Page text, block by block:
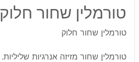
טורמלין שחור חלוק
טורמלין שחור חלוק
טורמלין שחור מזיזה אנרגיות שליליות.